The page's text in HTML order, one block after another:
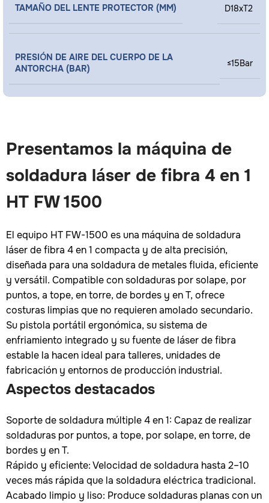
TAMAÑO DEL LENTE PROTECTOR (MM) D18xT2
PRESIÓN DE AIRE DEL CUERPO DE LA
ANTORCHA (BAR)
≤15Bar
Presentamos la máquina de
soldadura láser de fibra 4 en 1
HT FW 1500
El equipo HT FW-1500 es una máquina de soldadura
láser de fibra 4 en 1 compacta y de alta precisión,
diseñada para una soldadura de metales fluida, eficiente
y versátil. Compatible con soldaduras por solape, por
puntos, a tope, en torre, de bordes y en T, ofrece
costuras limpias que no requieren amolado secundario.
Su pistola portátil ergonómica, su sistema de
enfriamiento integrado y su fuente de láser de fibra
estable la hacen ideal para talleres, unidades de
fabricación y entornos de producción industrial.
Aspectos destacados
Soporte de soldadura múltiple 4 en 1: Capaz de realizar
soldaduras por puntos, a tope, por solape, en torre, de
bordes y en T.
Rápido y eficiente: Velocidad de soldadura hasta 2–10
veces más rápida que la soldadura eléctrica tradicional.
Acabado limpio y liso: Produce soldaduras planas con un